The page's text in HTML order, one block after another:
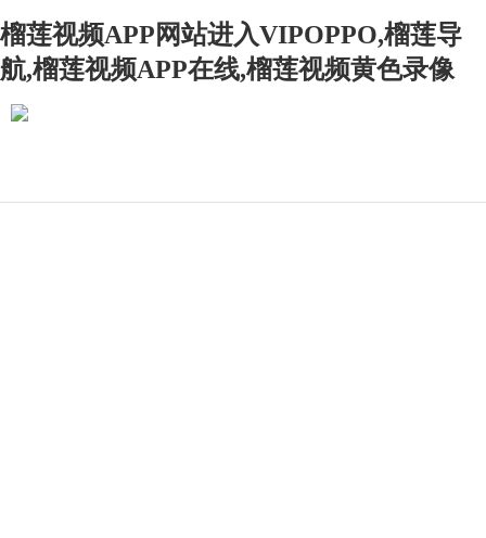
榴莲视频APP网站进入VIPOPPO,榴莲导
航,榴莲视频APP在线,榴莲视频黄色录像